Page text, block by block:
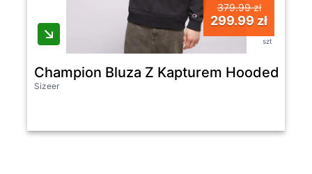
379.99 zł
299.99 zł
szt
Champion Bluza Z Kapturem Hooded
Sizeer